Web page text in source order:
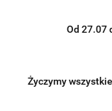
Od 27.07
Życzymy